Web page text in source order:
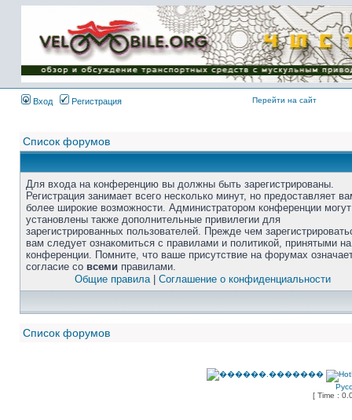
Вход Регистрация Перейти на сайт
Список форумов
Для входа на конференцию вы должны быть зарегистрированы.
Регистрация занимает всего несколько минут, но предоставляет
более широкие возможности. Администратором конференции
установлены также дополнительные привилегии для
зарегистрированных пользователей. Прежде чем
вам следует ознакомиться с правилами и политикой, принятыми на
конференции. Помните, что ваше присутствие на форумах
согласие со всеми правилами.
Общие правила| Соглашение о конфиденциальности
Список форумов
[ Time :